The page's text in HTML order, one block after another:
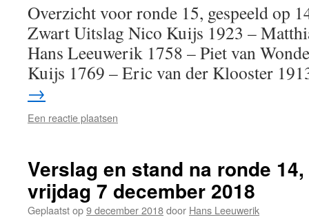
Overzicht voor ronde 15, gespeeld op
Zwart Uitslag Nico Kuijs 1923 –
Hans Leeuwerik 1758 – Piet van
Kuijs 1769 – Eric van der Klooster
→
Een reactie plaatsen
Verslag en stand na ronde
vrijdag 7 december 2018
Geplaatst op9 december 2018door Hans Leeuwerik